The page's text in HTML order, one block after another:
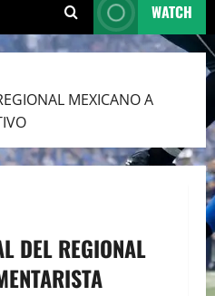
WATCH
MEXICANO A
DEL REGIONAL